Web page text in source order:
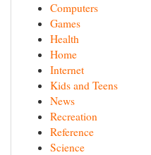
Computers
Games
Health
Home
Internet
Kids and Teens
News
Recreation
Reference
Science